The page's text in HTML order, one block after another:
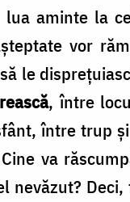
aminte la
vor
le
, între
între trup
va
nevăzut?